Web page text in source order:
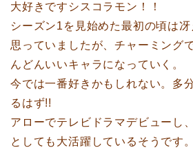
大好きですシスコラモン！！
シーズン1を見始めた最初の頃は
思っていましたが、チャーミング
んどんいいキャラになっていく。
今では一番好きかもしれない。多
るはず!!
アローでテレビドラマデビューし
としても大活躍しているそうです。